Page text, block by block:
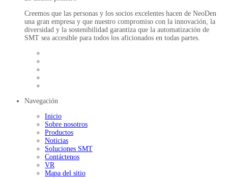
Creemos que las personas y los socios excelentes hacen de NeoDen
una gran empresa y que nuestro compromiso con la innovación, la
diversidad y la sostenibilidad garantiza que la automatización de
SMT sea accesible para todos los aficionados en todas partes.
Navegación
Inicio
Sobre nosotros
Productos
Noticias
Soluciones SMT
Contáctenos
VR
Mapa del sitio